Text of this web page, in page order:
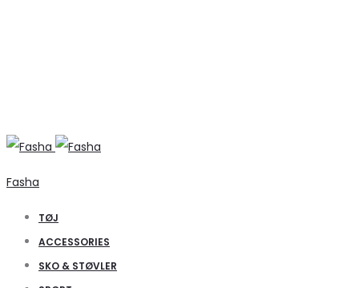
Fasha
TØJ
ACCESSORIES
SKO & STØVLER